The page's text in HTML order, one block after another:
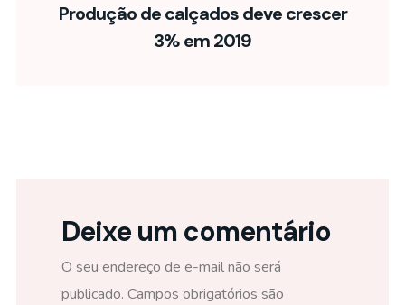
Produção de calçados deve crescer
3% em 2019
Deixe um comentário
O seu endereço de e-mail não será
publicado. Campos obrigatórios são